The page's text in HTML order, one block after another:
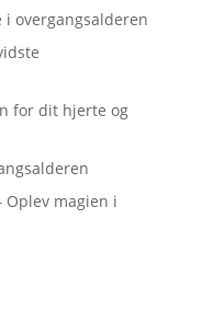
overgangsalderen
for dit hjerte og
Oplev magien i